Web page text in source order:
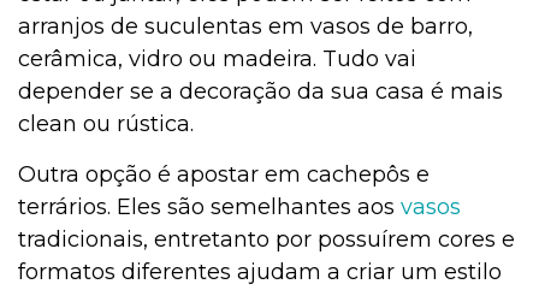
arranjos de suculentas em vasos de barro,
cerâmica, vidro ou madeira. Tudo vai
depender se a decoração da sua casa é mais
clean ou rústica.
Outra opção é apostar em cachepôs e
terrários. Eles são semelhantes aos vasos
tradicionais, entretanto por possuírem cores e
formatos diferentes ajudam a criar um estilo